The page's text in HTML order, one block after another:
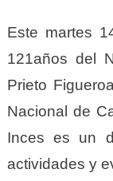
Este martes
121años del
Prieto
Nacional de
Inces es un
actividades y